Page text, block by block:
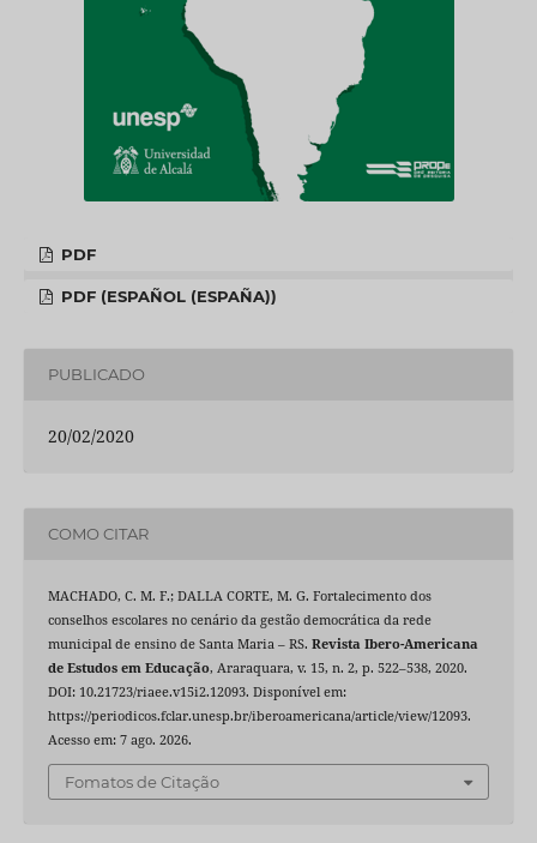
PDF
PDF (ESPAÑOL (ESPAÑA))
PUBLICADO
20/02/2020
COMO CITAR
MACHADO, C. M. F.; DALLA CORTE, M. G. Fortalecimento dos
conselhos escolares no cenário da gestão democrática da rede
municipal de ensino de Santa Maria – RS. Revista Ibero-Americana
de Estudos em Educação, Araraquara, v. 15, n. 2, p. 522–538, 2020.
DOI: 10.21723/riaee.v15i2.12093. Disponível em:
https://periodicos.fclar.unesp.br/iberoamericana/article/view/12093.
Acesso em: 7 ago. 2026.
Fomatos de Citação